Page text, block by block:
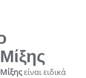
είναι ειδικά